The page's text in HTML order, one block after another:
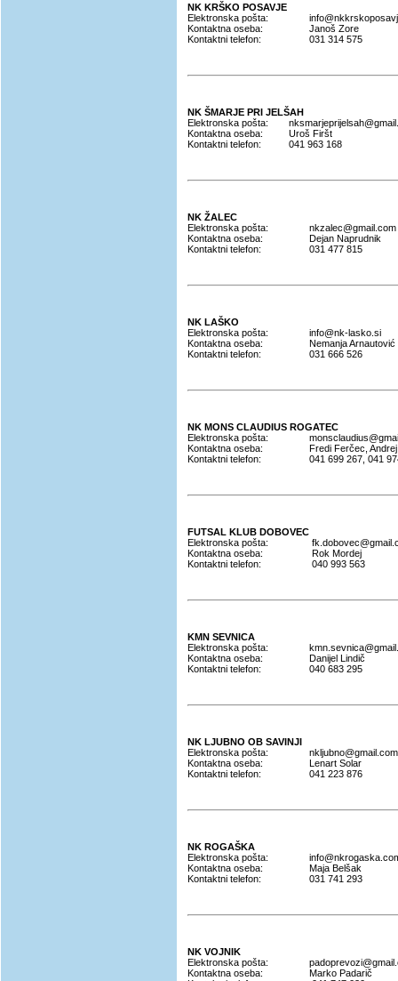
NK KRŠKO POSAVJE
Elektronska pošta:
Kontaktna oseba:
Janoš Zore
Kontaktni telefon:
031 314 575
NK ŠMARJE PRI JELŠAH
Elektronska pošta:
Kontaktna oseba:
Uroš Firšt
Kontaktni telefon:
041 963 168
NK ŽALEC
Elektronska pošta:
nkzalec@gmail.com
Kontaktna oseba:
Dejan Naprudnik
Kontaktni telefon:
031 477 815
NK LAŠKO
Elektronska pošta:
info@nk-lasko.si
Kontaktna oseba:
Nemanja Arnautović
Kontaktni telefon:
031 666 526
NK MONS CLAUDIUS ROGATEC
Elektronska pošta:
Kontaktna oseba:
Fredi Ferčec,
Kontaktni telefon:
041 699 267, 041
FUTSAL KLUB DOBOVEC
Elektronska pošta:
Kontaktna oseba:
Rok Mordej
Kontaktni telefon:
040 993 563
KMN SEVNICA
Elektronska pošta:
Kontaktna oseba:
Danijel Lindič
Kontaktni telefon:
040 683 295
NK LJUBNO OB SAVINJI
Elektronska pošta:
nkljubno@gmail.com
Kontaktna oseba:
Lenart Solar
Kontaktni telefon:
041 223 876
NK ROGAŠKA
Elektronska pošta:
Kontaktna oseba:
Maja Belšak
Kontaktni telefon:
031 741 293
NK VOJNIK
Elektronska pošta:
Kontaktna oseba:
Marko Padarič